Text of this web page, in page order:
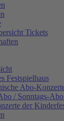
Tickets
Festspielhaus
Abo-
/ Sonntags-
der